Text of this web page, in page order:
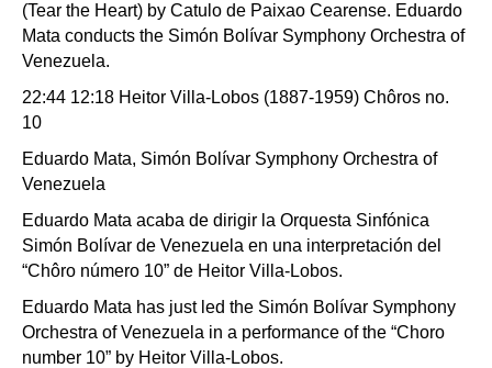
(Tear the Heart) by Catulo de Paixao Cearense. Eduardo
Mata conducts the Simón Bolívar Symphony Orchestra of
Venezuela.
22:44 12:18 Heitor Villa-Lobos (1887-1959) Chôros no.
10
Eduardo Mata, Simón Bolívar Symphony Orchestra of
Venezuela
Eduardo Mata acaba de dirigir la Orquesta Sinfónica
Simón Bolívar de Venezuela en una interpretación del
“Chôro número 10” de Heitor Villa-Lobos.
Eduardo Mata has just led the Simón Bolívar Symphony
Orchestra of Venezuela in a performance of the “Choro
number 10” by Heitor Villa-Lobos.